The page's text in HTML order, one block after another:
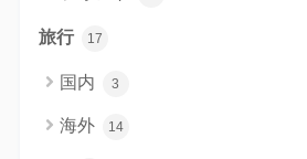
旅行 17
国内 3
海外 14